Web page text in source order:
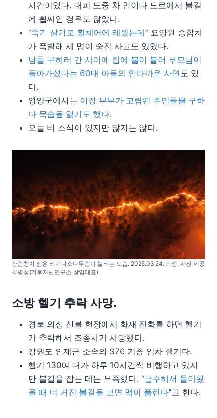
시간이었다. 대피 도중 차 안이나 도로에서 불길
에 휩싸인 경우도 많았다.
“죽기 살기로 휠체어에 태웠는데” 요양원 승합차
가 폭발해 세 명이 숨진 사고도 있었다.
남들 구하러 간 사이에 집에 불이 붙어 부모님이
돌아가셨다는 60대 아들의 안타까운 사연도 있
다.
영양군에서는 이장 부부가 고립된 주민들을 구하
다 목숨을 잃기도 했다.
오늘 비 소식이 있지만 많지는 않다.
산림청이 심은 리기다소나무림이 불타는 모습. 2025.03.24. 의성. 사진 제공
최병성(기후재난연구소 상임대표).
소방 헬기 추락 사망.
경북 의성 산불 현장에서 화재 진화를 하던 헬기
가 추락해서 조종사가 사망했다.
강원도 인제군 소속의 S76 기종 임차 헬기다.
헬기 130여 대가 하루 10시간씩 비행하고 있지
만 불길을 잡는 데는 부족했다. “급수해서 돌아왔
을 때 더 커진 불길을 보면 맥이 풀린다”고 한다.